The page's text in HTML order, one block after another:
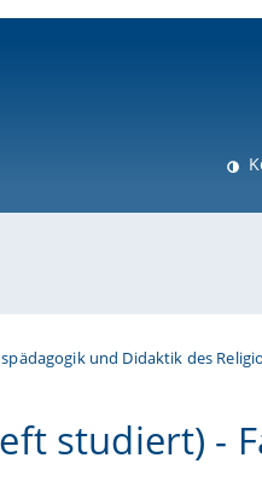
und Didaktik des
studiert) -